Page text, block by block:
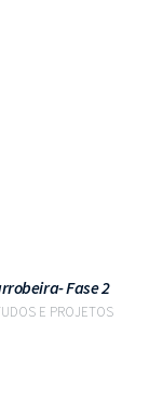
Fase 2
E PROJETOS